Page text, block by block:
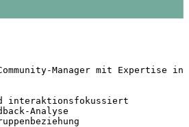
Manager mit Expertise in
interaktionsfokussiert
Analyse